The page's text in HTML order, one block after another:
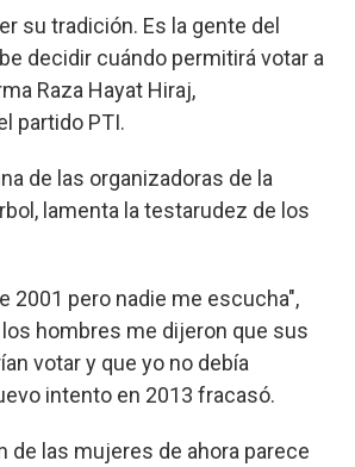
su tradición. Es la gente del
decidir cuándo permitirá votar a
Raza Hayat Hiraj,
partido PTI.
de las organizadoras de la
lamenta la testarudez de los
2001 pero nadie me escucha",
los hombres me dijeron que sus
votar y que yo no debía
intento en 2013 fracasó.
de las mujeres de ahora parece